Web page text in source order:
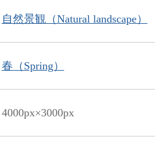
自然景観（Natural landscape）
春（Spring）
4000px×3000px